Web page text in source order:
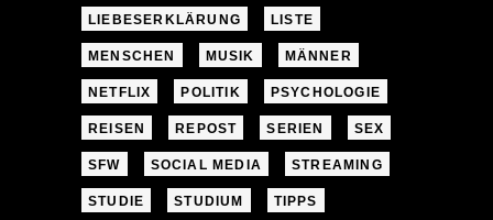
LIEBESERKLÄRUNG LISTE
MENSCHEN MUSIK MÄNNER
NETFLIX POLITIK PSYCHOLOGIE
REISEN REPOST SERIEN SEX
SFW SOCIAL MEDIA STREAMING
STUDIE STUDIUM TIPPS